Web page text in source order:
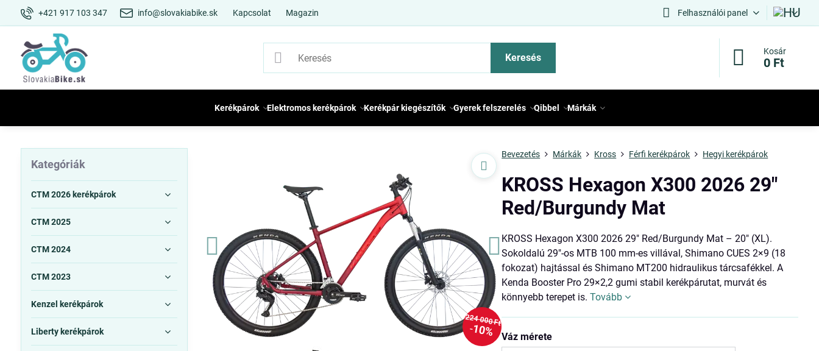
+421 917 103 347 info@slovakiabike.sk Kapcsolat Magazin Felhasználói panel
Keresés
Kosár
0 Ft
Kerékpárok Elektromos kerékpárok Kerékpár kiegészítők Gyerek felszerelés Qibbel Márkák
224 000 Ft
10%
Bevezetés Márkák Kross Férfi kerékpárok Hegyi kerékpárok
KROSS Hexagon X300 2026 29"
Red/Burgundy Mat
KROSS Hexagon X300 2026 29" Red/Burgundy Mat – 20" (XL).
Sokoldalú 29"-os MTB 100 mm-es villával, Shimano CUES 2×9 (18
fokozat) hajtással és Shimano MT200 hidraulikus tárcsafékkel. A
Kenda Booster Pro 29×2,2 gumi stabil kerékpárutat, murvát és
könnyebb terepet is.Tovább
Váz mérete
Kategóriák
CTM 2026 kerékpárok
CTM 2025
CTM 2024
CTM 2023
Kenzel kerékpárok
Liberty kerékpárok